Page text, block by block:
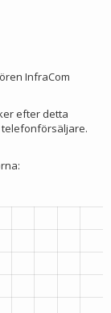
InfraCom
efter detta
telefonförsäljare.